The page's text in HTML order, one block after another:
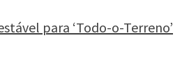
para ‘Todo-o-Terreno’